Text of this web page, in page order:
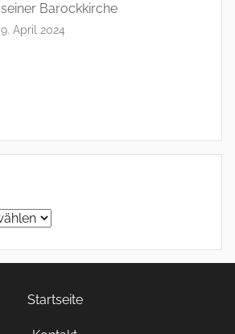
seiner Barockkirche
9. April 2024
Startseite